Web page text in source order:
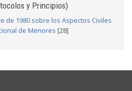
y Principios)
de 1980 sobre los Aspectos Civiles
de Menores [28]